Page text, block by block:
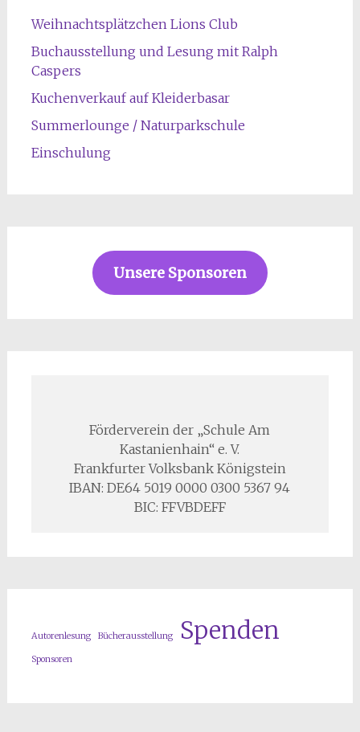
Weihnachtsplätzchen Lions Club
Buchausstellung und Lesung mit Ralph
Caspers
Kuchenverkauf auf Kleiderbasar
Summerlounge / Naturparkschule
Einschulung
Unsere Sponsoren
Förderverein der „Schule Am
Kastanienhain“ e. V.
Frankfurter Volksbank Königstein
IBAN: DE64 5019 0000 0300 5367 94
BIC: FFVBDEFF
Autorenlesung Bücherausstellung Spenden
Sponsoren